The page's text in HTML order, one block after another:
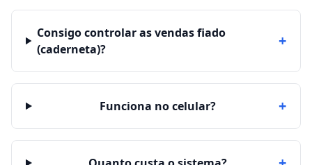
Consigo controlar as vendas fiado
(caderneta)?
+
Funciona no celular? +